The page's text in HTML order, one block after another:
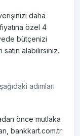
daha
özel 4
bütçenizi
alabilirsiniz.
adımları
önce mutlaka
bankkart.com.tr